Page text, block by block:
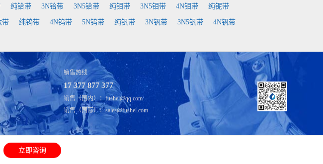
纯铪带 3N铪带 3N5铪带 纯钼带 3N5钼带 4N钼带 纯铌带
带 纯钨带 4N钨带 5N钨带 纯钒带 3N钒带 3N5钒带 4N钒带
销售热线
17 377 877 377
销售（国内）：fushel@qq.com
销售（国际）：sales@fushel.com
立即咨询